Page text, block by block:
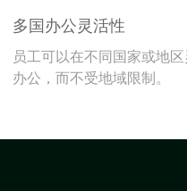
多国办公灵活性
员工可以在不同国家或地
办公，而不受地域限制。